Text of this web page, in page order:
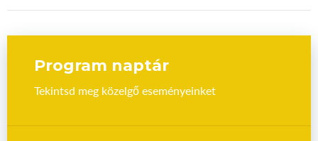
Program naptár
Tekintsd meg közelgő eseményeinket